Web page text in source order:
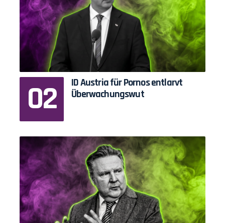
ID Austria für Pornos entlarvt
Überwachungswut